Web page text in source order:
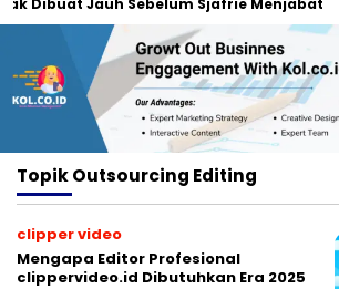
Dibuat Jauh Sebelum Sjafrie Menjabat
TopikOutsourcing Editing
clipper video
Mengapa Editor Profesional
clippervideo.id Dibutuhkan Era 2025